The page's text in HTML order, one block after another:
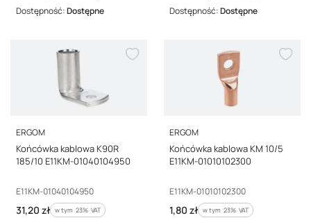
Dostępność:Dostępne Dostępność:Dostępne
PRODUCENT
ERGOM
Końcówka kablowa K90R
185/10 E11KM-01040104950
Kod producenta
E11KM-01040104950
Cena brutto
31,20 zł w tym %s VAT
w tym 23% VAT
PRODUCENT
ERGOM
Końcówka kablowa KM 10/5
E11KM-01010102300
Kod producenta
E11KM-01010102300
Cena brutto
1,80 zł w tym %s VAT
w tym 23% VAT